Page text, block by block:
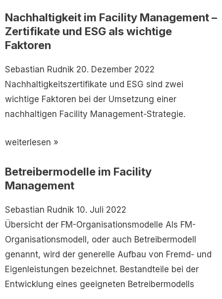
Nachhaltigkeit im Facility Management –
Zertifikate und ESG als wichtige
Faktoren
Sebastian Rudnik 20. Dezember 2022
Nachhaltigkeitszertifikate und ESG sind zwei
wichtige Faktoren bei der Umsetzung einer
nachhaltigen Facility Management-Strategie.
weiterlesen »
Betreibermodelle im Facility
Management
Sebastian Rudnik 10. Juli 2022
Übersicht der FM-Organisationsmodelle Als FM-
Organisationsmodell, oder auch Betreibermodell
genannt, wird der generelle Aufbau von Fremd- und
Eigenleistungen bezeichnet. Bestandteile bei der
Entwicklung eines geeigneten Betreibermodells